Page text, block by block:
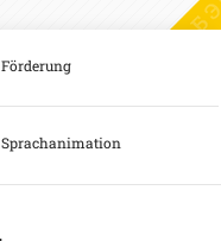
Förderung
Sprachanimation